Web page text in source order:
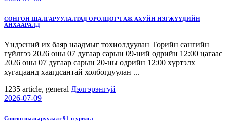
СОНГОН ШАЛГАРУУЛАЛТАД ОРОЛЦОГЧ АЖ АХУЙН НЭГЖҮҮДИЙН
АНХААРАЛД
Үндэсний их баяр наадмыг тохиолдуулан Төрийн сангийн
гүйлгээ 2026 оны 07 дугаар сарын 09-ний өдрийн 12:00 цагаас
2026 оны 07 дугаар сарын 20-ны өдрийн 12:00 хүртэлх
хугацаанд хаагдсантай холбогдуулан ...
1235 article, general Дэлгэрэнгүй
2026-07-09
Сонгон шалгаруулалт 91-н урилга